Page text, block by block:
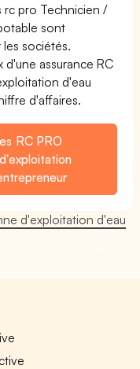
rc pro Technicien /
sont
sociétés.
d'une assurance RC
d'eau
d'affaires.
RC PRO
d'exploitation d'eau